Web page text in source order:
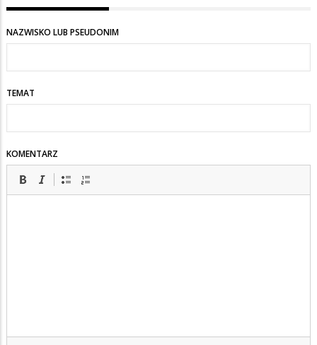
NAZWISKO LUB PSEUDONIM
TEMAT
KOMENTARZ